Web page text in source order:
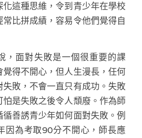
欄
化這種思維，令到青少年在學校
比拼成績，容易令他們覺得自
，面對失敗是一個很重要的課
得不開心，但人生漫長，任何
失敗，不會一直只有成功。失敗
怕是失敗之後令人頹廢。作為師
善誘青少年如何面對失敗。例
因為考取90分不開心，師長應